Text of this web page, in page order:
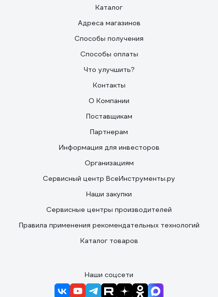
Каталог
Адреса магазинов
Способы получения
Способы оплаты
Что улучшить?
Контакты
О Компании
Поставщикам
Партнерам
Информация для инвесторов
Организациям
Сервисный центр ВсеИнструменты.ру
Наши закупки
Сервисные центры производителей
Правила применения рекомендательных технологий
Каталог товаров
Наши соцсети